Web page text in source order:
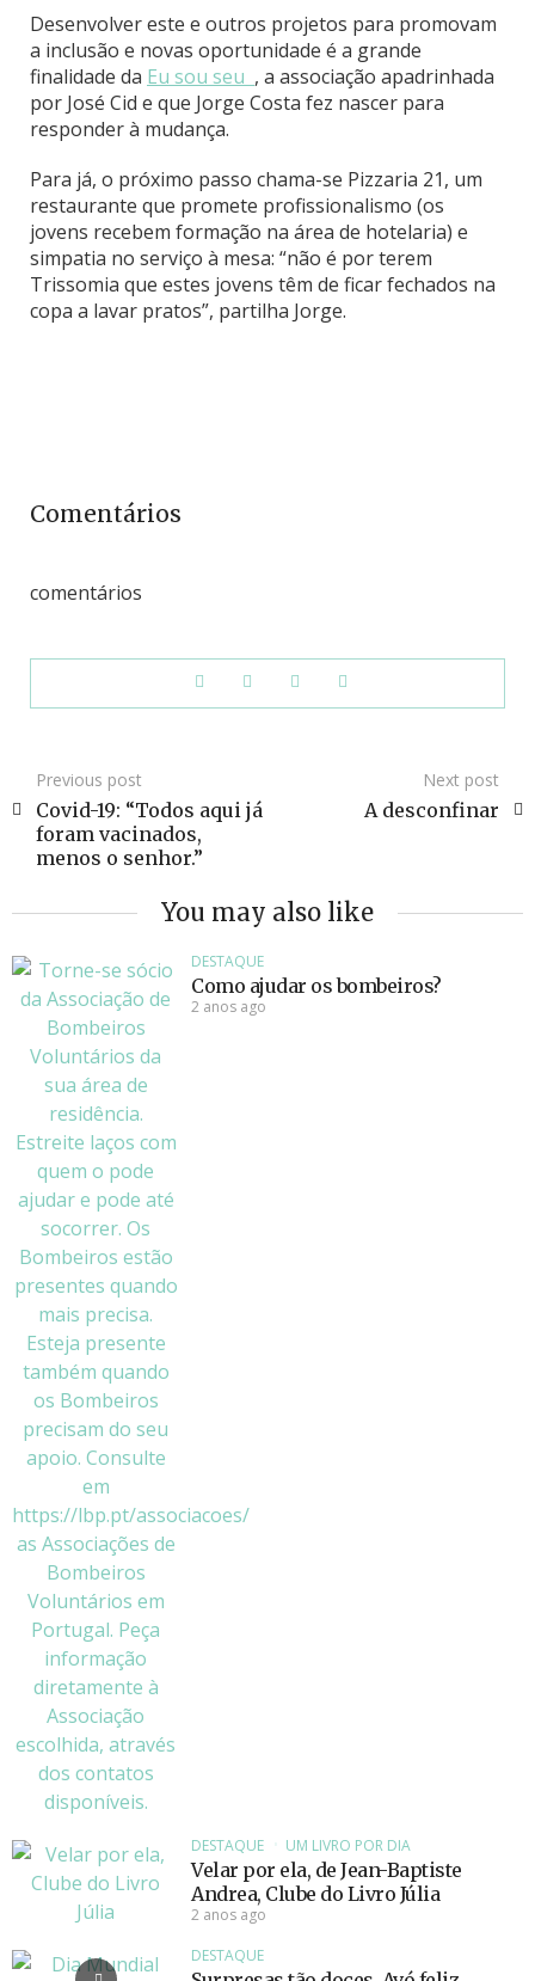
Desenvolver este e outros projetos para promovam
a inclusão e novas oportunidade é a grande
finalidade da Eu sou seu , a associação apadrinhada
por José Cid e que Jorge Costa fez nascer para
responder à mudança.
Para já, o próximo passo chama-se Pizzaria 21, um
restaurante que promete profissionalismo (os
jovens recebem formação na área de hotelaria) e
simpatia no serviço à mesa: “não é por terem
Trissomia que estes jovens têm de ficar fechados na
copa a lavar pratos”, partilha Jorge.
Comentários
comentários
Previous post
Covid-19: “Todos aqui já
foram vacinados,
menos o senhor.”
Next post
A desconfinar
You may also like
DESTAQUE
Como ajudar os bombeiros?
2 anos ago
DESTAQUE UM LIVRO POR DIA
Velar por ela, de Jean-Baptiste
Andrea, Clube do Livro Júlia
2 anos ago
DESTAQUE